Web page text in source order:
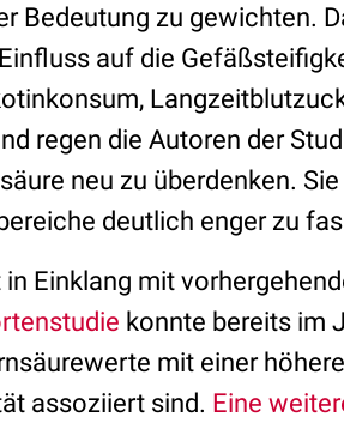
Bedeutung zu gewichten.
auf die
regen die Autoren der
neu zu überdenken.
deutlich enger zu
Einklang mit
konnte bereits im
mit einer
assoziiert sind. Eine